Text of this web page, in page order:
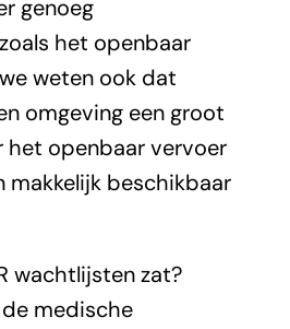
genoeg
het openbaar
weten ook dat
omgeving een groot
het openbaar vervoer
makkelijk beschikbaar
wachtlijsten zat?
medische